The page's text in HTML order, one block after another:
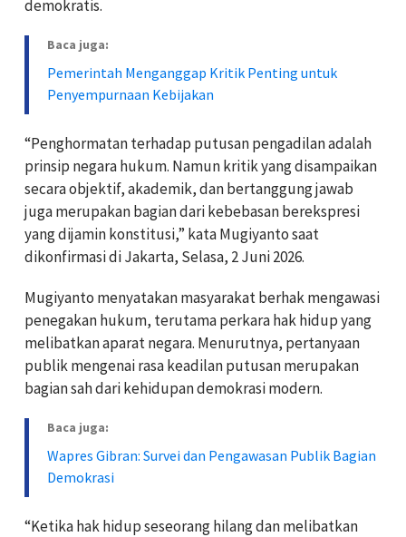
demokratis.
Baca juga:
Pemerintah Menganggap Kritik Penting untuk
Penyempurnaan Kebijakan
“Penghormatan terhadap putusan pengadilan adalah
prinsip negara hukum. Namun kritik yang disampaikan
secara objektif, akademik, dan bertanggung jawab
juga merupakan bagian dari kebebasan berekspresi
yang dijamin konstitusi,” kata Mugiyanto saat
dikonfirmasi di Jakarta, Selasa, 2 Juni 2026.
Mugiyanto menyatakan masyarakat berhak mengawasi
penegakan hukum, terutama perkara hak hidup yang
melibatkan aparat negara. Menurutnya, pertanyaan
publik mengenai rasa keadilan putusan merupakan
bagian sah dari kehidupan demokrasi modern.
Baca juga:
Wapres Gibran: Survei dan Pengawasan Publik Bagian
Demokrasi
“Ketika hak hidup seseorang hilang dan melibatkan